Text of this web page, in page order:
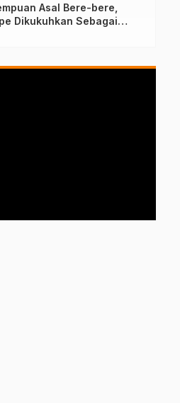
Asal Bere-bere,
Dikukuhkan Sebagai
dan Rektor Ummu